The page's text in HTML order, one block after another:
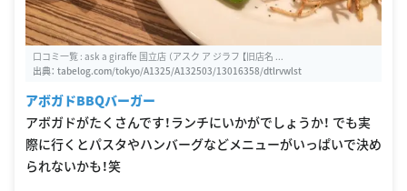
口コミ一覧 : ask a giraffe 国立店 （アスク ア ジラフ 【旧店名 ...
出典： tabelog.com/tokyo/A1325/A132503/13016358/dtlrvwlst
アボガドBBQバーガー
アボガドがたくさんです！ランチにいかがでしょうか！ でも実
際に行くとパスタやハンバーグなどメニューがいっぱいで決め
られないかも！笑